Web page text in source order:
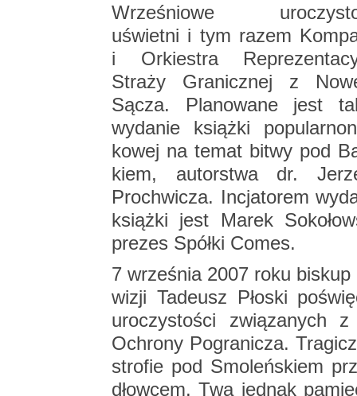
Wrze­śnio­we
uświet­ni i tym razem
i Or­kie­stra
Stra­ży Gra­nicz­nej z
Sącza. Pla­no­wa­ne jest
wy­da­nie książ­ki
ko­wej na temat bitwy pod
kiem, au­tor­stwa dr.
Pro­chwi­cza. In­cja­to­rem
książ­ki jest Marek
pre­zes Spół­ki Comes.
7 wrze­śnia 2007 roku
wi­zji Ta­de­usz Pło­ski
uro­czy­sto­ści zwią­za­nych
Ochro­ny Po­gra­ni­cza.
stro­fie pod Smo­leń­skiem
dłow­cem. Twa jed­nak